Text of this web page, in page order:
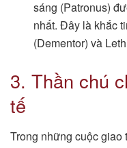
sáng (Patronus)
nhất. Đây là khắc
(Dementor) và
3. Thần chú
tế
Trong những cuộc giao